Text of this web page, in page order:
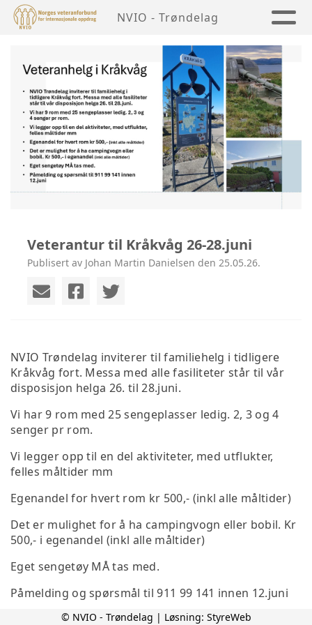
NVIO - Trøndelag
Veterantur til Kråkvåg 26-28.juni
Publisert av Johan Martin Danielsen den 25.05.26.
NVIO Trøndelag inviterer til familiehelg i tidligere
Kråkvåg fort. Messa med alle fasiliteter står til vår
disposisjon helga 26. til 28.juni.
Vi har 9 rom med 25 sengeplasser ledig. 2, 3 og 4
senger pr rom.
Vi legger opp til en del aktiviteter, med utflukter,
felles måltider mm
Egenandel for hvert rom kr 500,- (inkl alle måltider)
Det er mulighet for å ha campingvogn eller bobil. Kr
500,- i egenandel (inkl alle måltider)
Eget sengetøy MÅ tas med.
Påmelding og spørsmål til 911 99 141 innen 12.juni
© NVIO - Trøndelag | Løsning: StyreWeb